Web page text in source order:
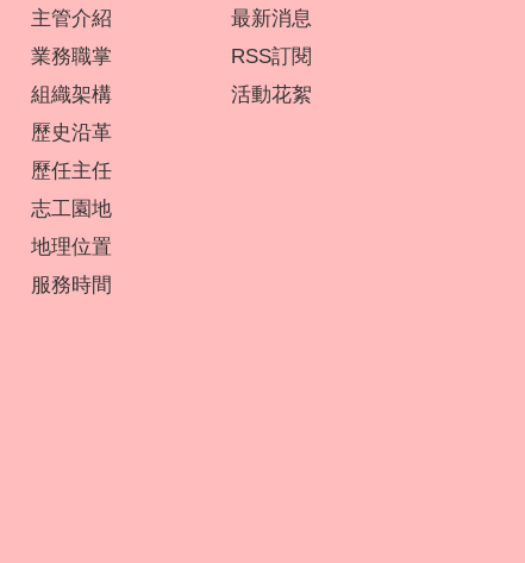
主管介紹
業務職掌
組織架構
歷史沿革
歷任主任
志工園地
地理位置
服務時間
最新消息
RSS訂閱
活動花絮